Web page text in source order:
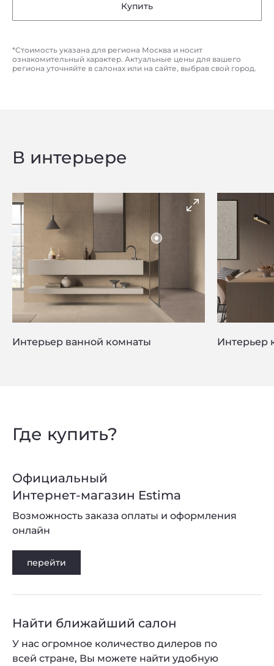
Купить
*Стоимость указана для региона Москва и носит
ознакомительный характер. Актуальные цены для вашего
региона уточняйте в салонах или на сайте, выбрав свой город.
В интерьере
Интерьер ванной комнаты Интерьер
Где купить?
Официальный
Интернет-магазин Estima
перейти
Возможность заказа оплаты и оформления
онлайн
Найти ближайший салон
У нас огромное количество дилеров по
всей стране, Вы можете найти удобную